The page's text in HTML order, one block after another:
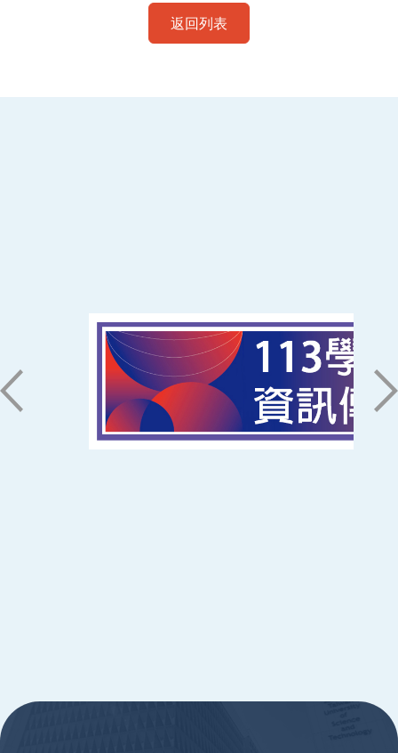
返回列表
71005 台南市永康區南台街一號
06-2533131 ext. 7101
ic@stust.edu.tw
辦公時間